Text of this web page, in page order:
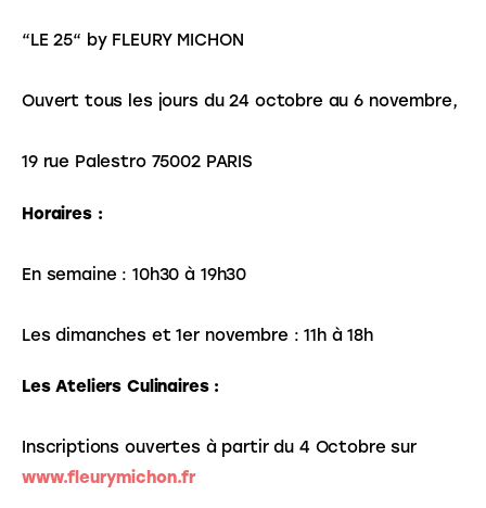
“LE 25“ by FLEURY MICHON
Ouvert tous les jours du 24 octobre au 6 novembre,
19 rue Palestro 75002 PARIS
Horaires :
En semaine : 10h30 à 19h30
Les dimanches et 1er novembre : 11h à 18h
Les Ateliers Culinaires :
Inscriptions ouvertes à partir du 4 Octobre sur
www.fleurymichon.fr